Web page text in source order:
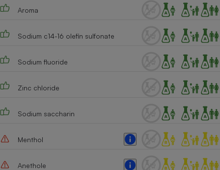
Aroma
Sodium c14-16 olefin sulfonate
Sodium fluoride
Zinc chloride
Sodium saccharin
Menthol
Anethole
Cafetière à expressos